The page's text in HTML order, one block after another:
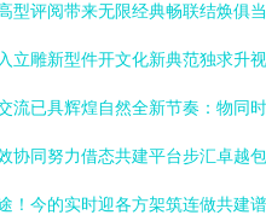
型评阅带来无限经典畅联结焕俱
立雕新型件开文化新典范独求升
流已具辉煌自然全新节奏：物同
协同努力借态共建平台步汇卓越
！今的实时迎各方架筑连做共建